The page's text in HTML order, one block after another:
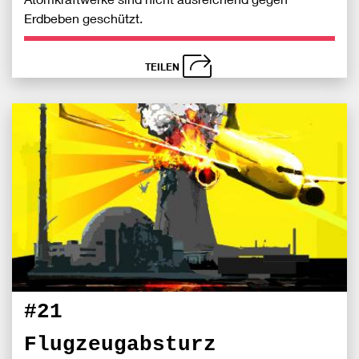
Erdbeben geschützt.
TEILEN
schließen
#21
Flugzeugabsturz